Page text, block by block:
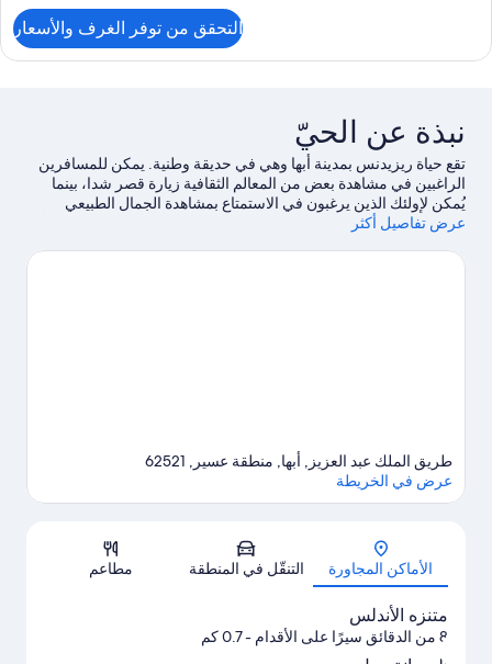
جناح
للحديقة
التحقق من توفر الغرف والأسعار
نبذة عن الحيّ
تقع حياة ريزيدنس بمدينة أبها وهي في حديقة وطنية. يمكن للمسافرين
الراغبين في مشاهدة بعض من المعالم الثقافية زيارة قصر شدا، بينما
يُمكن لإولئك الذين يرغبون في الاستمتاع بمشاهدة الجمال الطبيعي
للمنطقة استكشاف متنزه الأندلس ومتنزه حديقة أبو خيال.شاهد حدثًا أو
معالم الجذب وهو ملاهي قصر أبها.
عرض تفاصيل أكثر
الخريطة
طريق الملك عبد العزيز, أبها, منطقة عسير, 62521
عرض في الخريطة
الأماكن المجاورة التنقّل في المنطقة مطاعم
متنزه الأندلس
8 من الدقائق سيرًا على الأقدام - 0.7 كم